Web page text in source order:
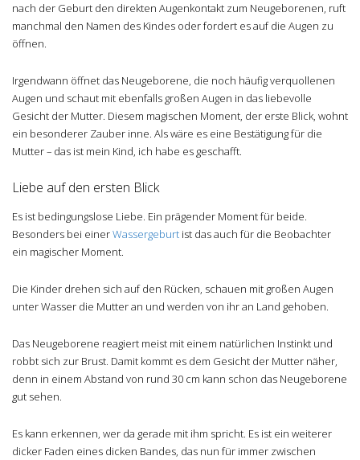
nach der Geburt den direkten Augenkontakt zum Neugeborenen, ruft
manchmal den Namen des Kindes oder fordert es auf die Augen zu
öffnen.
Irgendwann öffnet das Neugeborene, die noch häufig verquollenen
Augen und schaut mit ebenfalls großen Augen in das liebevolle
Gesicht der Mutter. Diesem magischen Moment, der erste Blick, wohnt
ein besonderer Zauber inne. Als wäre es eine Bestätigung für die
Mutter – das ist mein Kind, ich habe es geschafft.
Liebe auf den ersten Blick
Es ist bedingungslose Liebe. Ein prägender Moment für beide.
Besonders bei einerWassergeburt ist das auch für die Beobachter
ein magischer Moment.
Die Kinder drehen sich auf den Rücken, schauen mit großen Augen
unter Wasser die Mutter an und werden von ihr an Land gehoben.
Das Neugeborene reagiert meist mit einem natürlichen Instinkt und
robbt sich zur Brust. Damit kommt es dem Gesicht der Mutter näher,
denn in einem Abstand von rund 30 cm kann schon das Neugeborene
gut sehen.
Es kann erkennen, wer da gerade mit ihm spricht. Es ist ein weiterer
dicker Faden eines dicken Bandes, das nun für immer zwischen